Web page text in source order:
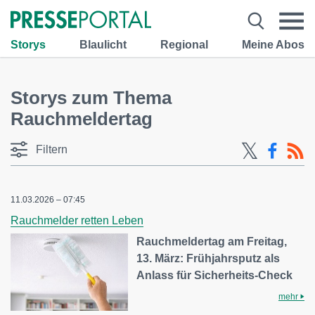
Storys Blaulicht Regional Meine Abos
Storys zum Thema
Rauchmeldertag
Filtern
11.03.2026 – 07:45
Rauchmelder retten Leben
Rauchmeldertag am Freitag,
13. März: Frühjahrsputz als
Anlass für Sicherheits-Check
mehr